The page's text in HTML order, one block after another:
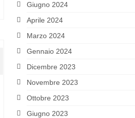
Giugno 2024
Aprile 2024
Marzo 2024
Gennaio 2024
Dicembre 2023
Novembre 2023
Ottobre 2023
Giugno 2023